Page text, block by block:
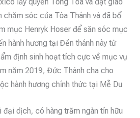
chăm sóc của Tòa Thánh và đã bổ
mục Henryk Hoser để săn sóc mục
hành hương tại Đền thánh này từ
định sinh hoạt tích cực về mục vụ
năm 2019, Đức Thánh cha cho
hành hương chính thức tại Mễ Du
dịch, có hàng trăm ngàn tín hữu